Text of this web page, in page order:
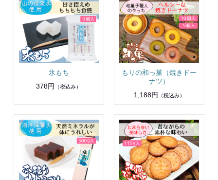
氷もち
378円
（税込み）
もりの和っ菓（焼きドー
ナツ）
1,188円
（税込み）